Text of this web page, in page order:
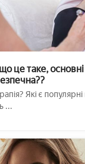
це таке,
Які є
...